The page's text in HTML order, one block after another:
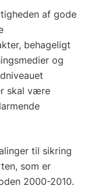
af gode
behageligt
og
skal være
til sikring
som er
2000-2010.